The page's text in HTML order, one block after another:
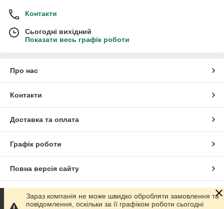
Контакти
Сьогодні вихідний
Показати весь графік роботи
Про нас
Контакти
Доставка та оплата
Графік роботи
Повна версія сайту
Сайт створено на маркетплейсі Prom.ua
Зараз компанія не може швидко обробляти замовлення та
повідомлення, оскільки за її графіком роботи сьогодні